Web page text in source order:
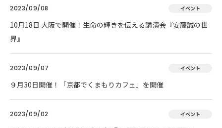
2023/09/08 イベント
10月18日 大阪で開催！生命の輝きを伝える講演会『安藤誠の世
界』
2023/09/07 イベント
９月30日開催！「京都でくまもりカフェ」を開催
2023/09/02 イベント